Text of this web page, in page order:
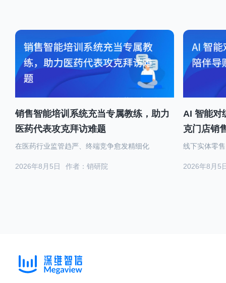
销售智能培训系统充当专属教练，助力
医药代表攻克拜访难题
作者：销研院
2026年8月5日
在医药行业监管趋严、终端竞争愈发精细化
AI 智能对
克门店销
2026年8月5
线下实体零